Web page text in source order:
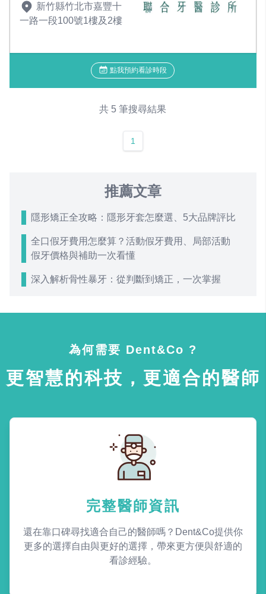
新竹縣竹北市嘉豐十
一路一段100號1樓及2樓
點我預約看診時段
共 5 筆搜尋結果
1
推薦文章
隱形矯正全攻略：隱形牙套怎麼選、5大品牌評比
全口假牙費用怎麼算？活動假牙費用、局部活動
假牙價格與補助一次看懂
深入解析骨性暴牙：從判斷到矯正，一次掌握
為何需要 Dent&Co ?
更智慧的科技，更適合的醫師
完整醫師資訊
還在靠口碑尋找適合自己的醫師嗎？Dent&Co提供你
更多的選擇自由與更好的選擇，帶來更方便與舒適的
看診經驗。